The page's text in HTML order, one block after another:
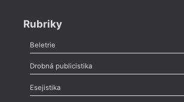
Rubriky
Beletrie
Poezie,Próza,Dokumenty
Drobná publicistika
Odlesk
Nekrolog,Glosa,Sloupek,Pozvánka,Literární
Esejistika